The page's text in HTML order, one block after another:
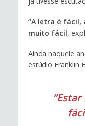
“A letra é fácil,
muito fácil,
Ainda naquele
estúdio Franklin